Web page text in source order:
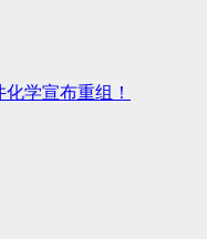
学宣布重组！